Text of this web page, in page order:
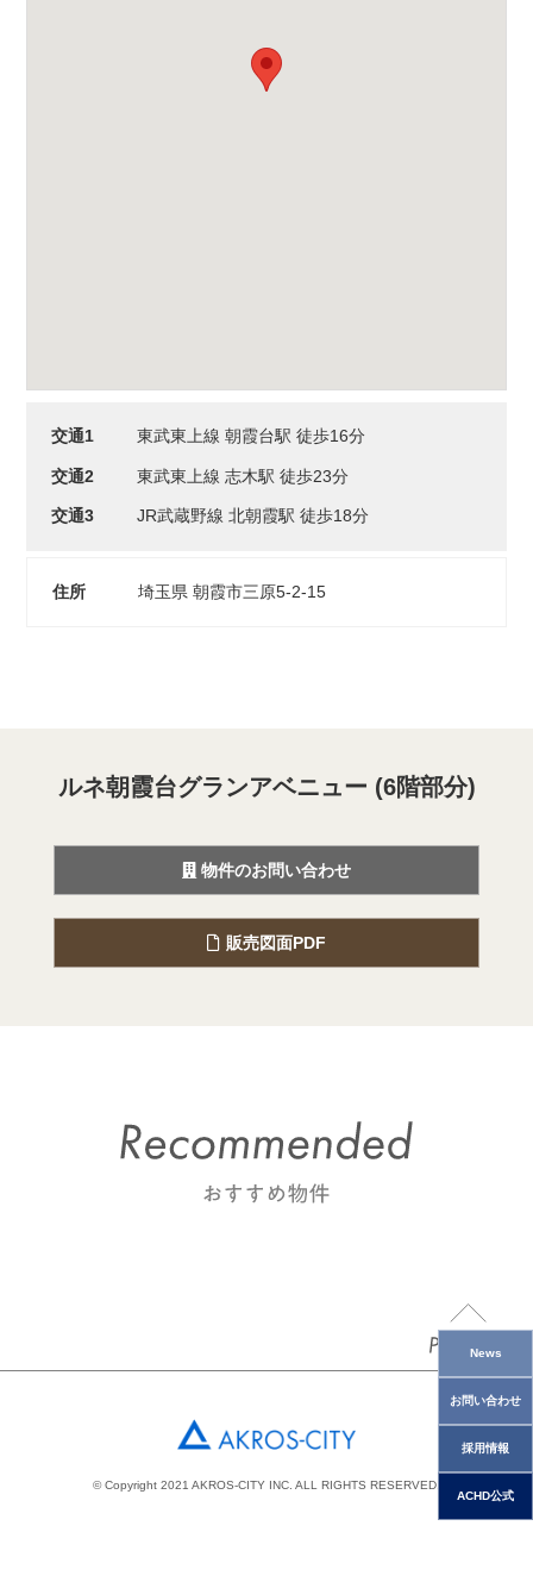
News
お問い合わせ
採用情報
ACHD公式
交通1 東武東上線 朝霞台駅 徒歩16分
交通2 東武東上線 志木駅 徒歩23分
交通3 JR武蔵野線 北朝霞駅 徒歩18分
住所 埼玉県 朝霞市三原5-2-15
ルネ朝霞台グランアベニュー (6階部分)
物件のお問い合わせ
販売図面PDF
© Copyright 2021 AKROS-CITY INC. ALL RIGHTS RESERVED.